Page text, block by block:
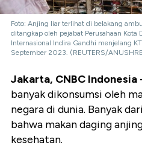
Foto: Anjing liar terlihat di belakang
ditangkap oleh pejabat Perusahaan
Internasional Indira Gandhi menjelang
September 2023. (REUTERS/
Jakarta, CNBC Indonesia
banyak dikonsumsi oleh
negara di dunia. Banyak
bahwa makan daging
kesehatan.